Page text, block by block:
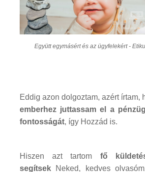
Együtt egymásért és az ügyfelekért -
Eddig azon dolgoztam, azért írtam,
emberhez juttassam el a
fontosságát, így Hozzád is.
Hiszen azt tartom fő
segítsek Neked, kedves